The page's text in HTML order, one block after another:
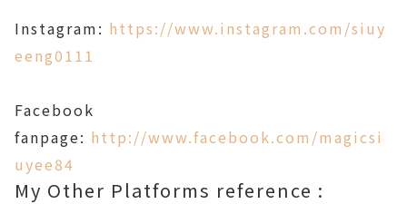
Instagram: https://www.instagram.com/siuy
eeng0111
Facebook
fanpage: http://www.facebook.com/magicsi
uyee84
My Other Platforms reference :